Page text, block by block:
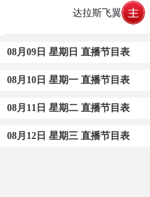
达拉斯飞翼
08月09日 星期日 直播节目表
08月10日 星期一 直播节目表
08月11日 星期二 直播节目表
08月12日 星期三 直播节目表